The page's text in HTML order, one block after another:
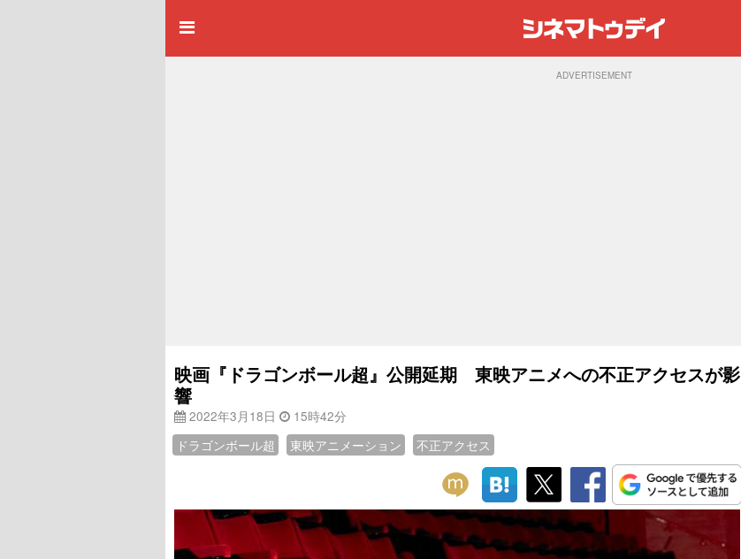
ADVERTISEMENT
映画『ドラゴンボール超』公開延期 東映アニメへの不正アクセスが影
響
2022年3月18日
15時42分
ドラゴンボール超
東映アニメーション 不正アクセス